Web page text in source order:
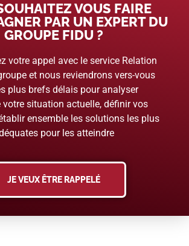
VOUS FAIRE
PAR UN EXPERT DU
GROUPE FIDU ?
votre appel avec le service Relation
et nous reviendrons vers-vous
plus brefs délais pour analyser
votre situation actuelle, définir vos
ensemble les solutions les plus
pour les atteindre
JE VEUX ÊTRE RAPPELÉ